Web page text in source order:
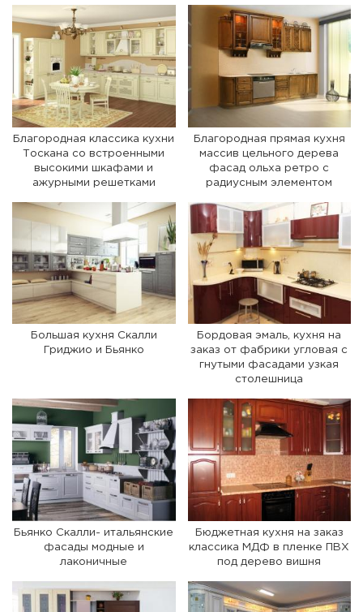
Благородная классика кухни
Тоскана со встроенными
высокими шкафами и
ажурными решетками
Благородная прямая кухня
массив цельного дерева
фасад ольха ретро с
радиусным элементом
Большая кухня Скалли
Гриджио и Бьянко
Бордовая эмаль, кухня на
заказ от фабрики угловая с
гнутыми фасадами узкая
столешница
Бьянко Скалли- итальянские
фасады модные и
лаконичные
Бюджетная кухня на заказ
классика МДФ в пленке ПВХ
под дерево вишня